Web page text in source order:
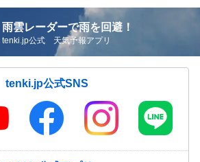
雨雲レーダーで雨を回避！
tenki.jp公式 天気予報アプリ
tenki.jp公式SNS